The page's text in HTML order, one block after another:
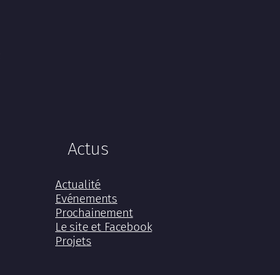
Actus
Actualité
Evénements
Prochainement
Le site et Facebook
Projets